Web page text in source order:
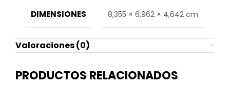
DIMENSIONES 8,355 × 6,962 × 4,642 cm
Valoraciones (0)
PRODUCTOS RELACIONADOS